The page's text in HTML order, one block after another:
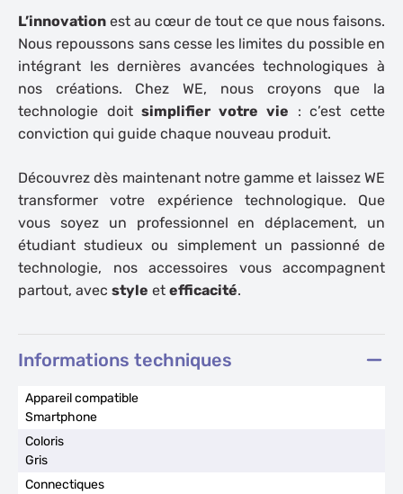
L’innovation est au cœur de tout ce que nous faisons.
Nous repoussons sans cesse les limites du possible en
intégrant les dernières avancées technologiques à
nos créations. Chez WE, nous croyons que la
technologie doitsimplifier votre vie : c’est cette
conviction qui guide chaque nouveau produit.
Découvrez dès maintenant notre gamme et laissez WE
transformer votre expérience technologique. Que
vous soyez un professionnel en déplacement, un
étudiant studieux ou simplement un passionné de
technologie, nos accessoires vous accompagnent
partout, avec style et efficacité.
Informations techniques
Smartphone
Gris